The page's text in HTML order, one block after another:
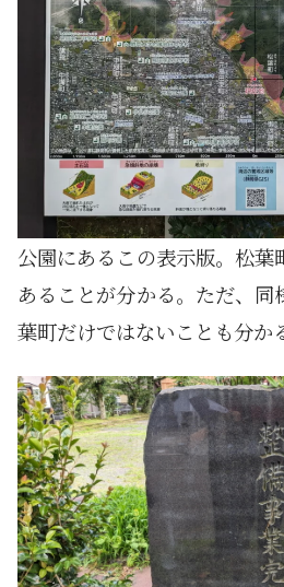
公園にあるこの表示版。松
あることが分かる。ただ、
葉町だけではないことも分か